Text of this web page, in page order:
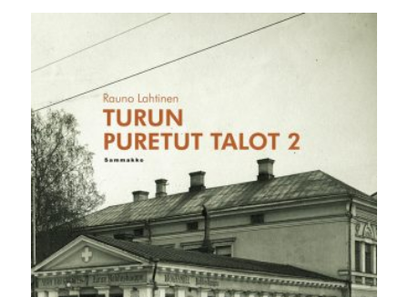
oli:
20,00 €.
on:
14,90 €.